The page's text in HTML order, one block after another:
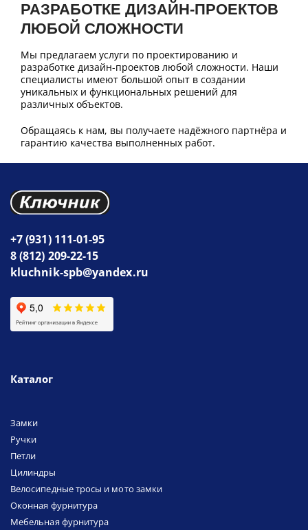
РАЗРАБОТКЕ ДИЗАЙН-ПРОЕКТОВ
ЛЮБОЙ СЛОЖНОСТИ
Мы предлагаем услуги по проектированию и
разработке дизайн-проектов любой сложности. Наши
специалисты имеют большой опыт в создании
уникальных и функциональных решений для
различных объектов.
Обращаясь к нам, вы получаете надёжного партнёра и
гарантию качества выполненных работ.
+7 (931) 111-01-95
8 (812) 209-22-15
kluchnik-spb@yandex.ru
Каталог
Замки
Ручки
Петли
Цилиндры
Велосипедные тросы и мото замки
Оконная фурнитура
Мебельная фурнитура